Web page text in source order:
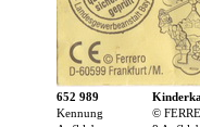
652 989
Kennung
©